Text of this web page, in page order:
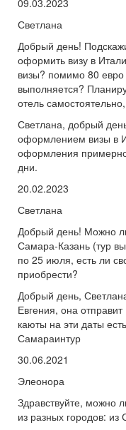
09.03.2023
Светлана
Добрый день!
оформить визу в
визы? помимо 80 евро
выполняется?
отель
Светлана, добрый
оформлением визы в
оформления
дни.
20.02.2023
Светлана
Добрый день! Можно
Самара-Казань (тур
по 25 июля, есть ли
приобрести?
Добрый день,
Евгения, она
каюты на эти даты
Самараинтур
30.06.2021
Элеонора
Здравствуйте, можно
из разных городов: